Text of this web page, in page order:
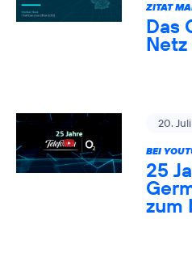
ZITAT
Das
20.
BEI
25
zum